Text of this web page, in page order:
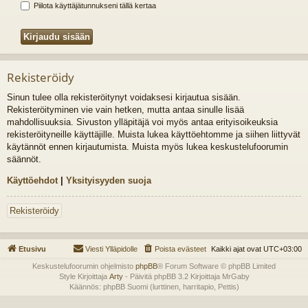
Piilota käyttäjätunnukseni tällä kertaa
Rekisteröidy
Sinun tulee olla rekisteröitynyt voidaksesi kirjautua sisään.
Rekisteröityminen vie vain hetken, mutta antaa sinulle lisää
mahdollisuuksia. Sivuston ylläpitäjä voi myös antaa erityisoikeuksia
rekisteröityneille käyttäjille. Muista lukea käyttöehtomme ja siihen liittyvät
käytännöt ennen kirjautumista. Muista myös lukea keskustelufoorumin
säännöt.
Käyttöehdot | Yksityisyyden suoja
Rekisteröidy
Etusivu Kaikki ajat ovat UTC+03:00
Poista evästeet
Viesti Ylläpidolle
Keskustelufoorumin ohjelmisto phpBB® Forum Software © phpBB Limited
Style Kirjoittaja Arty- Päivitä phpBB 3.2 Kirjoittaja MrGaby
Käännös: phpBB Suomi (lurttinen, harritapio, Pettis)